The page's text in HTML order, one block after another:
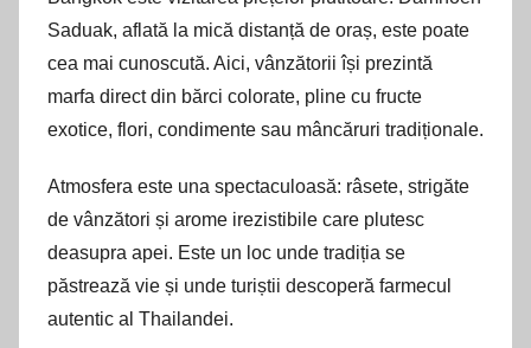
Saduak, aflată la mică distanță de oraș, este poate
cea mai cunoscută. Aici, vânzătorii își prezintă
marfa direct din bărci colorate, pline cu fructe
exotice, flori, condimente sau mâncăruri tradiționale.
Atmosfera este una spectaculoasă: râsete, strigăte
de vânzători și arome irezistibile care plutesc
deasupra apei. Este un loc unde tradiția se
păstrează vie și unde turiștii descoperă farmecul
autentic al Thailandei.